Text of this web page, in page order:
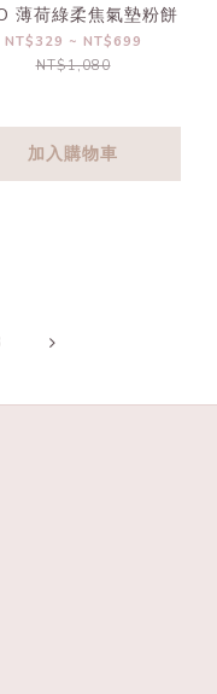
薄荷綠柔焦氣墊粉餅
NT$329 ~ NT$699
NT$1,080
加入購物車